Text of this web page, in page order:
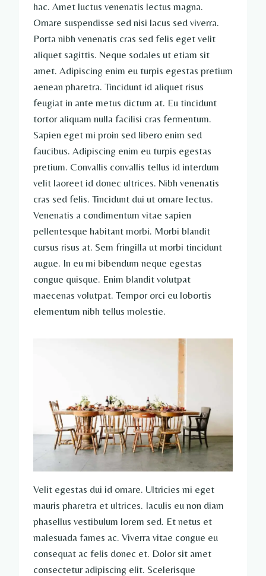
hac. Amet luctus venenatis lectus magna.
Ornare suspendisse sed nisi lacus sed viverra.
Porta nibh venenatis cras sed felis eget velit
aliquet sagittis. Neque sodales ut etiam sit
amet. Adipiscing enim eu turpis egestas pretium
aenean pharetra. Tincidunt id aliquet risus
feugiat in ante metus dictum at. Eu tincidunt
tortor aliquam nulla facilisi cras fermentum.
Sapien eget mi proin sed libero enim sed
faucibus. Adipiscing enim eu turpis egestas
pretium. Convallis convallis tellus id interdum
velit laoreet id donec ultrices. Nibh venenatis
cras sed felis. Tincidunt dui ut ornare lectus.
Venenatis a condimentum vitae sapien
pellentesque habitant morbi. Morbi blandit
cursus risus at. Sem fringilla ut morbi tincidunt
augue. In eu mi bibendum neque egestas
congue quisque. Enim blandit volutpat
maecenas volutpat. Tempor orci eu lobortis
elementum nibh tellus molestie.
Velit egestas dui id ornare. Ultricies mi eget
mauris pharetra et ultrices. Iaculis eu non diam
phasellus vestibulum lorem sed. Et netus et
malesuada fames ac. Viverra vitae congue eu
consequat ac felis donec et. Dolor sit amet
consectetur adipiscing elit. Scelerisque